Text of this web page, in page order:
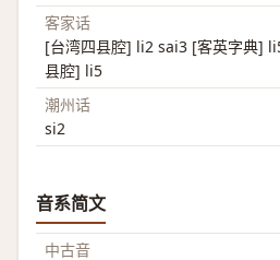
客家话
[台湾四县腔] li2 sai3 [客英字典]
县腔] li5
潮州话
si2
音系简文
中古音